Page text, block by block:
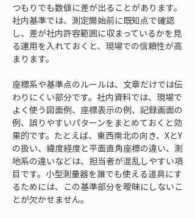
つもりでも数値に差が出ることがあります。
社内基準では、測定開始前に既知点で確認
し、差が社内許容範囲に収まっているかを見
る運用を入れておくと、現場での信頼性が高
まります。
座標系や基準点のルールは、文章だけでは伝
わりにくい部分です。社内資料では、現場で
よく使う図面例、座標表示の例、記録画面の
例、誤りやすいパターンをまとめておくと効
果的です。たとえば、東西南北の向き、XとY
の扱い、緯度経度と平面直角座標の違い、測
地系の違いなどは、担当者が混乱しやすい項
目です。小型測量器を誰でも使える道具にす
るためには、この基準部分を曖昧にしないこ
とが欠かせません。